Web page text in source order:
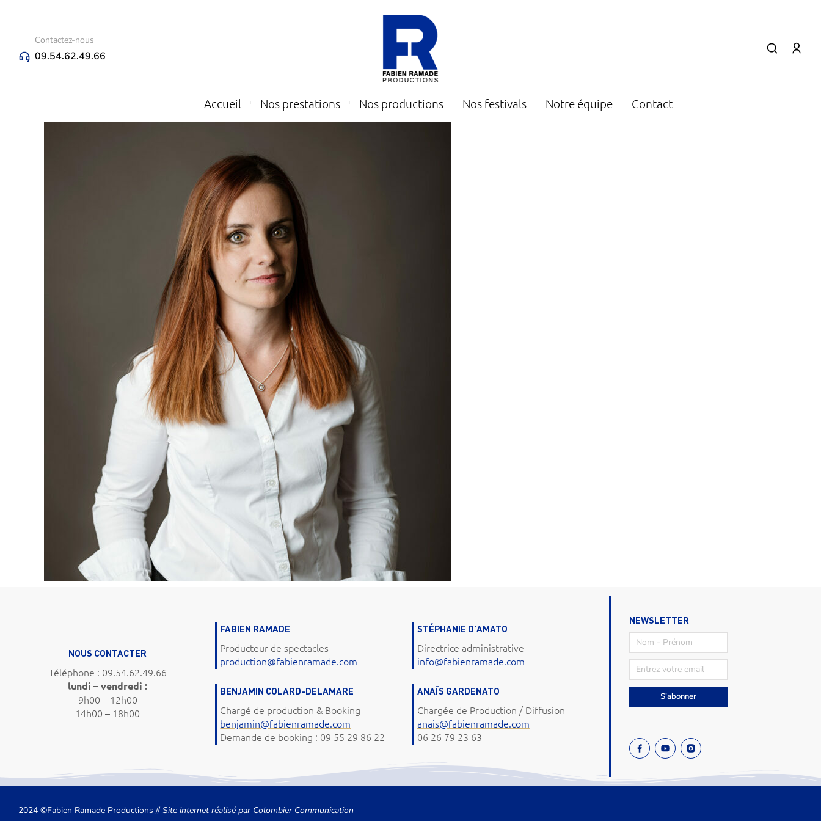
Contactez-nous
09.54.62.49.66
Accueil Nos prestations Nos productions Nos festivals Notre équipe Contact
NOUS CONTACTER
Téléphone : 09.54.62.49.66
lundi – vendredi :
9h00 – 12h00
14h00 – 18h00
FABIEN RAMADE
Producteur de spectacles
production@fabienramade.com
BENJAMIN COLARD-DELAMARE
Chargé de production & Booking
benjamin@fabienramade.com
Demande de booking : 09 55 29 86 22
STÉPHANIE D'AMATO
Directrice administrative
info@fabienramade.com
ANAÏS GARDENATO
Chargée de Production / Diffusion
anais@fabienramade.com
06 26 79 23 63
NEWSLETTER
S'abonner
2024 ©Fabien Ramade Productions // Site internet réalisé par Colombier Communication